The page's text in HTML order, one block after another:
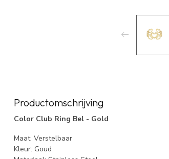
Productomschrijving
Color Club Ring Bel - Gold
Maat: Verstelbaar
Kleur: Goud